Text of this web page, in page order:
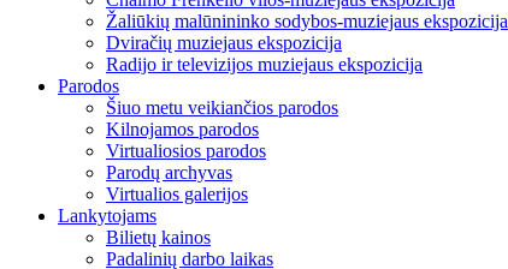
Žaliūkių malūnininko sodybos-muziejaus ekspozicija
Dviračių muziejaus ekspozicija
Radijo ir televizijos muziejaus ekspozicija
Parodos
Šiuo metu veikiančios parodos
Kilnojamos parodos
Virtualiosios parodos
Parodų archyvas
Virtualios galerijos
Lankytojams
Bilietų kainos
Padalinių darbo laikas